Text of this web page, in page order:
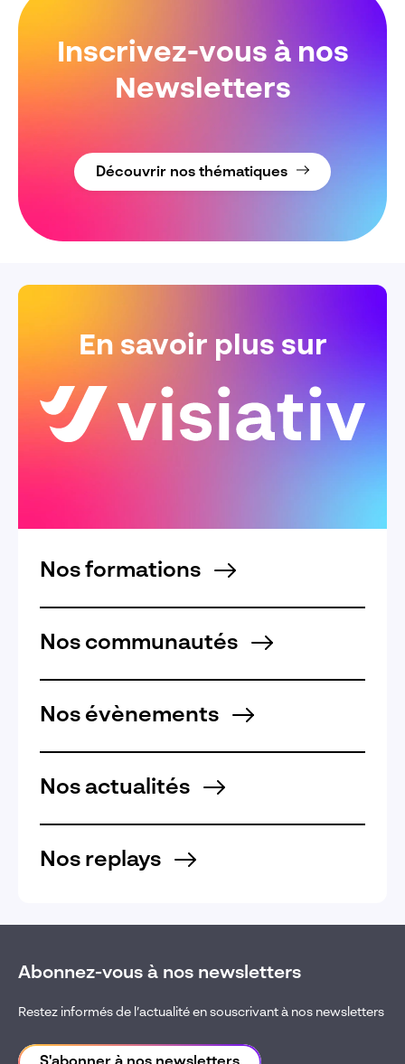
Inscrivez-vous à nos
Newsletters
Découvrir nos thématiques
En savoir plus sur
Nos formations
Nos communautés
Nos évènements
Nos actualités
Nos replays
Abonnez-vous à nos newsletters
Restez informés de l’actualité en souscrivant à nos newsletters